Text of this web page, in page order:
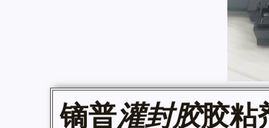
镝普灌封胶胶粘